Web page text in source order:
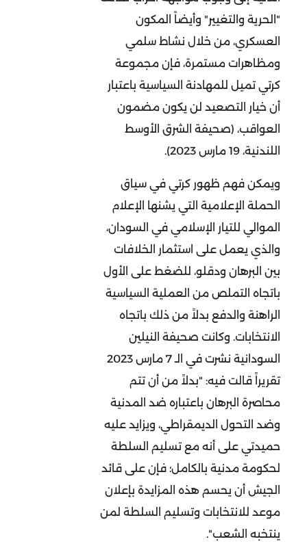
"الحرية والتغيير" وأيضاً المكون
العسكري، من خلال نشاط سلمي
ومظاهرات مستمرة، فإن مجموعة
كرتي تميل للمهادنة السياسية باعتبار
أن خيار التصعيد لن يكون مضمون
العواقب، (صحيفة الشرق الأوسط
اللندنية، 19 مارس 2023).
ويمكن فهم ظهور كرتي في سياق
الحملة الإعلامية التي يشنها الإعلام
الموالي للتيار الإسلامي في السودان،
والذي يعمل على استثمار الخلافات
بين البرهان ودقلو، للضغط على الأول
باتجاه التملص من العملية السياسية
الراهنة والدفع بدلاً من ذلك باتجاه
الانتخابات. وكانت صحيفة النيلين
السودانية نشرت في الـ 7 مارس 2023
تقريراً قالت فيه: "بدلاً من أن تتم
محاصرة البرهان باعتباره ضد المدنية
وضد التحول الديمقراطي، ويزايد عليه
حميدتي على أنه مع تسليم السلطة
لحكومة مدنية بالكامل؛ فإن على قائد
الجيش أن يحسم هذه المزايدة بإعلان
موعد للانتخابات وتسليم السلطة لمن
ينتخبه الشعب".